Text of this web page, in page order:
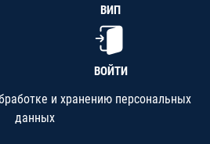
ВИП
ВОЙТИ
и хранению персональных
данных